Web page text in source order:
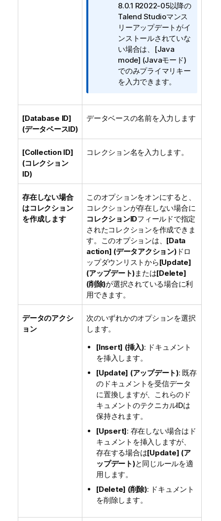
8.0.1 R2022-05以降の
Talend Studioマンス
リーアップデートがイ
ンストールされていな
い場合は、
[Java
mode] (Javaモード)
でのみプライマリキー
を入力できます。
[Database ID]
(データベースID)
データベースの名前を入力します
[Collection ID]
(コレクション
ID)
コレクション名を入力します。
存在しない場合
はコレクション
を作成します
このオプションをオンにすると、
コレクションが存在しない場合に
コレクションIDフィールドで指定
されたコレクションを作成できま
す。このオプションは、 [Data
action] (データアクション)ドロ
ップダウンリストから[Update]
(アップデート)または[Delete]
(削除)が選択されている場合に利
用できます。
データのアクシ
ョン
次のいずれかのオプションを選択
します。
[Insert] (挿入): ドキュメント
を挿入します。
[Update] (アップデート): 既存
のドキュメントを受信データ
に置換しますが、これらのド
キュメントのテクニカルIDは
保持されます。
[Upsert]: 存在しない場合はド
キュメントを挿入しますが、
存在する場合は[Update] (ア
ップデート)と同じルールを適
用します。
[Delete] (削除): ドキュメント
を削除します。